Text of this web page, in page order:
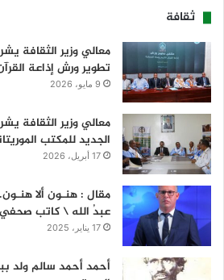
ثقافة
معالي وزير الثقافة
تطوير ورش إذاعة
9 مايو، 2026
معالي وزير الثقافة
الجديد للمكتب
17 أبريل، 2026
مقال : هنـون ألا
عبدُ الله \ كاتب صحفي
17 يناير، 2025
أحمد أحمد سالم ولد